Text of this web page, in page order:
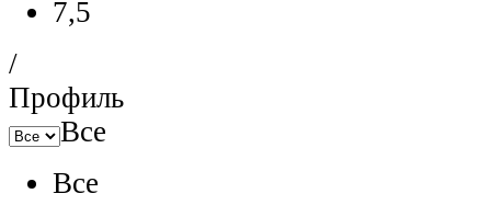
7,5
/
Профиль
Все
Все